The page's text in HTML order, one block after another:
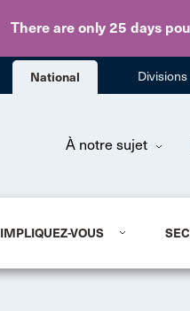
There are only 25 days
National Divisions
À notre sujet
IMPLIQUEZ-VOUS